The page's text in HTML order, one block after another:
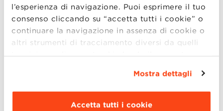
l’esperienza di navigazione. Puoi esprimere il tuo
consenso cliccando su “accetta tutti i cookie” o
continuare la navigazione in assenza di cookie o
altri strumenti di tracciamento diversi da quelli
tecnici semplicemente chiudendo il presente
Dettagli ”. Per
modificare le impostazioni di navigazione e
scegliere le funzionalità, le terze parti e i cookie
Mostra dettagli
Accetta tutti i cookie
Master in Marketing Management
Dalle 16:30 alle 17:30:
Master in Digital Technology and
Innovation Management
Master in Finance and Fintech